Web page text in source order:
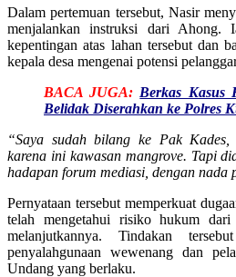
Dalam pertemuan tersebut, Nasir
menjalankan instruksi dari Ahong.
kepentingan atas lahan tersebut dan
kepala desa mengenai potensi
BACA JUGA: Berkas Kasus
Belidak Diserahkan ke Polres
“Saya sudah bilang ke Pak
karena ini kawasan mangrove. Tapi
hadapan forum mediasi, dengan nada
Pernyataan tersebut memperkuat
telah mengetahui risiko hukum
melanjutkannya. Tindakan
penyalahgunaan wewenang dan
Undang yang berlaku.